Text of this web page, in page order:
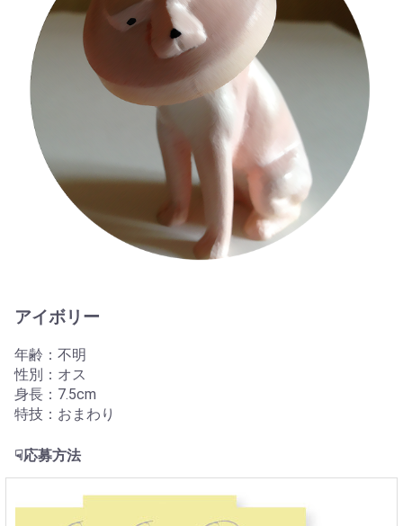
アイボリー
年齢：不明
性別：オス
身長：7.5cm
特技：おまわり
☟応募方法